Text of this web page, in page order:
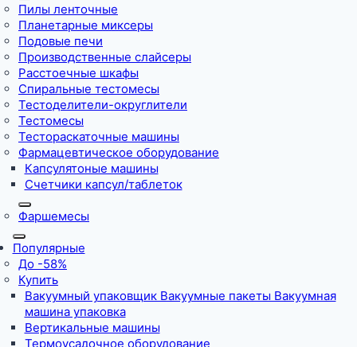
Пилы ленточные
Планетарные миксеры
Подовые печи
Производственные слайсеры
Расстоечные шкафы
Спиральные тестомесы
Тестоделители-округлители
Тестомесы
Тестораскаточные машины
Фармацевтическое оборудование
Капсулятоные машины
Счетчики капсул/таблеток
Фаршемесы
Популярные
До -58%
Купить
Вакуумный упаковщик Вакуумные пакеты Вакуумная
машина упаковка
Вертикальные машины
Термоусадочное оборудование